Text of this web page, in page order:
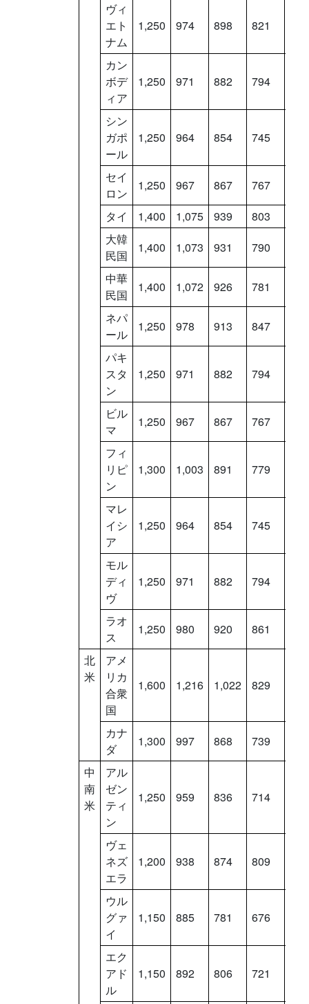
ヴィ
エト
ナム
1,250 974 898 821
カン
ボデ
ィア
1,250 971 882 794
シン
ガポ
ール
1,250 964 854 745
セイ
ロン
1,250 967 867 767
タイ
1,400 1,075 939 803
大韓
民国
1,400 1,073 931 790
中華
民国
1,400 1,072 926 781
ネパ
ール
1,250 978 913 847
パキ
スタ
ン
1,250 971 882 794
ビル
マ
1,250 967 867 767
フィ
リピ
ン
1,300 1,003 891 779
マレ
イシ
ア
1,250 964 854 745
モル
ディ
ヴ
1,250 971 882 794
ラオ
ス
1,250 980 920 861
北
米
アメ
リカ
合衆
国
1,600 1,216 1,022 829
カナ
ダ
1,300 997 868 739
中
南
米
アル
ゼン
ティ
ン
1,250 959 836 714
ヴェ
ネズ
エラ
1,200 938 874 809
ウル
グァ
イ
1,150 885 781 676
エク
アド
ル
1,150 892 806 721